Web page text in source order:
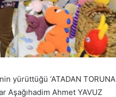
yürüttüğü ‘ATADAN TORUNA
Aşağıhadim Ahmet YAVUZ